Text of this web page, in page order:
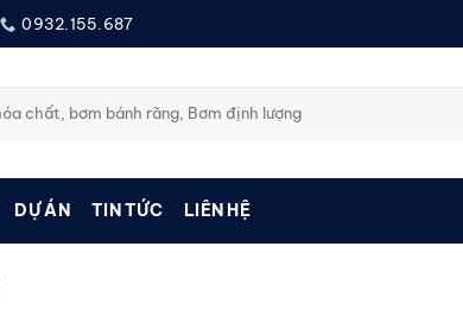
0932.155.687
DỰ ÁN TIN TỨC LIÊN HỆ